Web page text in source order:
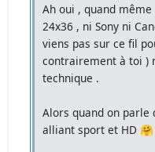
Ah oui , quand
24x36 , ni Sony ni
viens pas sur ce fil
contrairement à toi )
technique .
Alors quand on parle
alliant sport et HD 🤗